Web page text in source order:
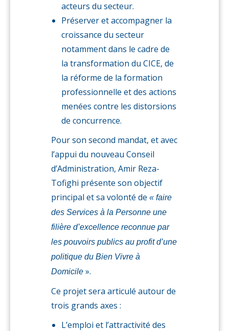
acteurs du secteur.
Préserver et accompagner la
croissance du secteur
notamment dans le cadre de
la transformation du CICE, de
la réforme de la formation
professionnelle et des actions
menées contre les distorsions
de concurrence.
Pour son second mandat, et avec
l’appui du nouveau Conseil
d’Administration, Amir Reza-
Tofighi présente son objectif
principal et sa volonté de « faire
des Services à la Personne une
filière d’excellence reconnue par
les pouvoirs publics au profit d’une
politique du Bien Vivre à
Domicile ».
Ce projet sera articulé autour de
trois grands axes :
L’emploi et l’attractivité des